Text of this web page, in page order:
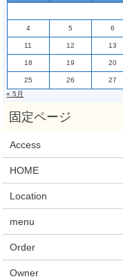
4 5 6
11 12 13
18 19 20
25 26 27
« 5月
Access
HOME
Location
menu
Order
Owner